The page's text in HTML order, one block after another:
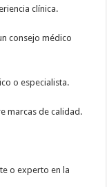
clínica.
consejo médico
o especialista.
marcas de calidad.
o experto en la